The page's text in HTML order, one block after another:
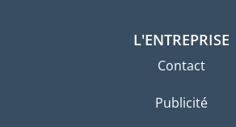
L'ENTREPRISE
Contact
Publicité